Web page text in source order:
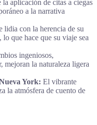
la aplicación de citas a ciegas
a la narrativa
lidia con la herencia de su
que hace que su viaje sea
ingeniosos,
mejoran la naturaleza ligera
York: El vibrante
la atmósfera de cuento de